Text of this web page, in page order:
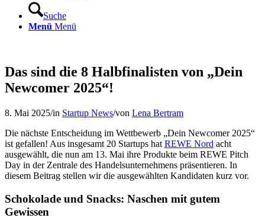
Suche
Menü Menü
Das sind die 8 Halbfinalisten von „Dein
Newcomer 2025“!
8. Mai 2025/in Startup News/von Lena Bertram
Die nächste Entscheidung im Wettbewerb „Dein Newcomer 2025“
ist gefallen! Aus insgesamt 20 Startups hat REWE Nord acht
ausgewählt, die nun am 13. Mai ihre Produkte beim REWE Pitch
Day in der Zentrale des Handelsunternehmens präsentieren. In
diesem Beitrag stellen wir die ausgewählten Kandidaten kurz vor.
Schokolade und Snacks: Naschen mit gutem
Gewissen